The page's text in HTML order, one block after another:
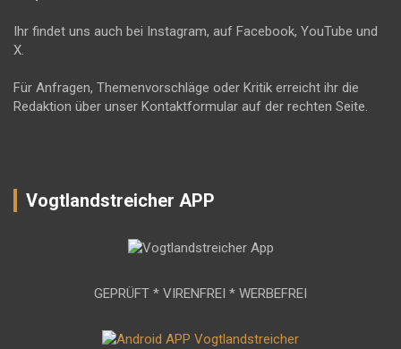
Ihr findet uns auch bei Instagram, auf Facebook, YouTube und
X.
Für Anfragen, Themenvorschläge oder Kritik erreicht ihr die
Redaktion über unser Kontaktformular auf der rechten Seite.
Vogtlandstreicher APP
GEPRÜFT * VIRENFREI * WERBEFREI